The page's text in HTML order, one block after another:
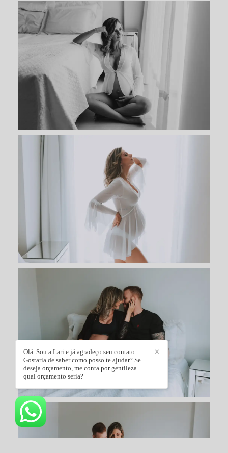
✕
Olá. Sou a Lari e já agradeço seu contato.
Gostaria de saber como posso te ajudar? Se
deseja orçamento, me conta por gentileza
qual orçamento seria?